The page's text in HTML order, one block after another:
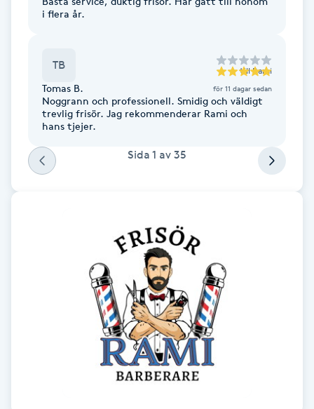
Hårborttagning
Hårförlängning
Hårvård
Hälsa
IPL hårborttagning
i flera år.
TB till Rami
Tomas B. för 11 dagar sedan
Noggrann och professionell. Smidig och väldigt
trevlig frisör. Jag rekommenderar Rami och
hans tjejer.
Sida 1 av 35